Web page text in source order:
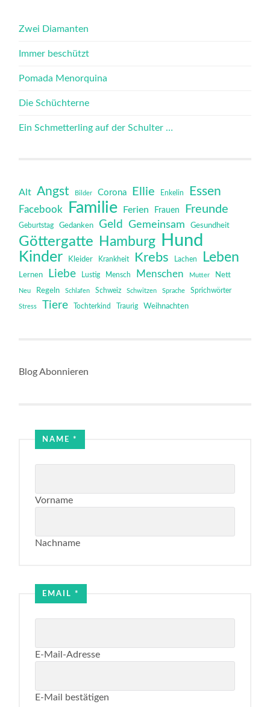
Zwei Diamanten
Immer beschützt
Pomada Menorquina
Die Schüchterne
Ein Schmetterling auf der Schulter …
Alt Angst Bilder Corona Ellie Enkelin Essen
Facebook Familie Ferien Frauen Freunde
Geburtstag Gedanken Geld Gemeinsam Gesundheit
Göttergatte Hamburg Hund
Kinder Kleider Krankheit Krebs Lachen Leben
Lernen Liebe Lustig Mensch Menschen Mutter Nett
Neu Regeln Schlafen Schweiz Schwitzen Sprache Sprichwörter
Stress Tiere Tochterkind Traurig Weihnachten
Blog Abonnieren
NAME*
Vorname
Nachname
Name
EMAIL*
E-Mail-Adresse
E-Mail bestätigen